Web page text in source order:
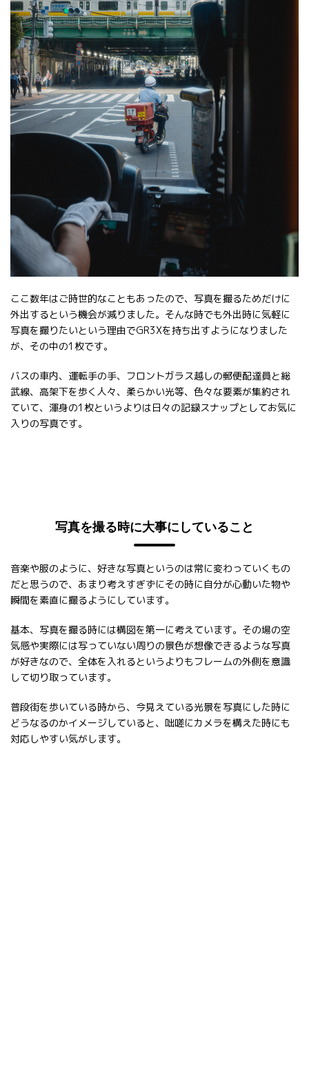
ここ数年はご時世的なこともあったので、写真を撮るためだけに
外出するという機会が減りました。そんな時でも外出時に気軽に
写真を撮りたいという理由でGR3Xを持ち出すようになりました
が、その中の1枚です。
バスの車内、運転手の手、フロントガラス越しの郵便配達員と総
武線、高架下を歩く人々、柔らかい光等、色々な要素が集約され
ていて、渾身の1枚というよりは日々の記録スナップとしてお気に
入りの写真です。
写真を撮る時に大事にしていること
音楽や服のように、好きな写真というのは常に変わっていくもの
だと思うので、あまり考えすぎずにその時に自分が心動いた物や
瞬間を素直に撮るようにしています。
基本、写真を撮る時には構図を第一に考えています。その場の空
気感や実際には写っていない周りの景色が想像できるような写真
が好きなので、全体を入れるというよりもフレームの外側を意識
して切り取っています。
普段街を歩いている時から、今見えている光景を写真にした時に
どうなるのかイメージしていると、咄嗟にカメラを構えた時にも
対応しやすい気がします。